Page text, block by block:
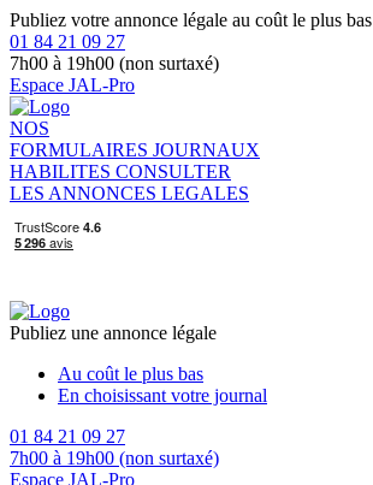
Publiez votre annonce légale au coût le plus bas
01 84 21 09 27
7h00 à 19h00 (non surtaxé)
Espace JAL-Pro
NOS
FORMULAIRES JOURNAUX
HABILITES CONSULTER
LES ANNONCES LEGALES
Publiez une annonce légale
Au coût le plus bas
En choisissant votre journal
01 84 21 09 27
7h00 à 19h00 (non surtaxé)
Espace JAL-Pro